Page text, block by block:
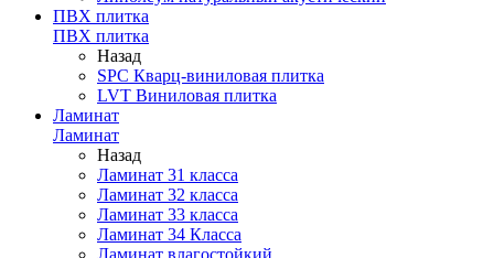
ПВХ плитка
ПВХ плитка
Назад
SPC Кварц-виниловая плитка
LVT Виниловая плитка
Ламинат
Ламинат
Назад
Ламинат 31 класса
Ламинат 32 класса
Ламинат 33 класса
Ламинат 34 Класса
Ламинат влагостойкий